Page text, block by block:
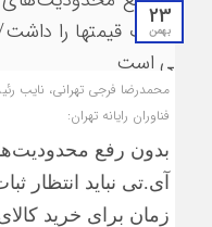
23
بهمن
محمدرضا فرجی تهرانی، نایب
فناوران رایانه تهران:
بدون رفع
زمان برای خرید